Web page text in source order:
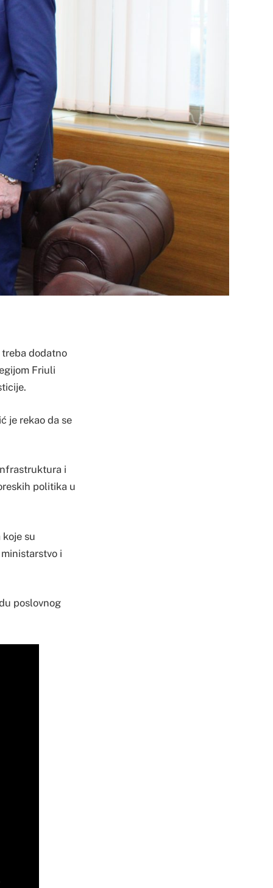
dodatno
Friuli
je rekao da se
i
politika u
su
i
poslovnog